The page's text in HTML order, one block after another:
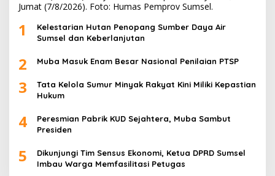
1
Kelestarian Hutan Penopang Sumber Daya Air
Sumsel dan Keberlanjutan
2 Muba Masuk Enam Besar Nasional Penilaian PTSP
3
Tata Kelola Sumur Minyak Rakyat Kini Miliki Kepastian
Hukum
4
Peresmian Pabrik KUD Sejahtera, Muba Sambut
Presiden
5
Dikunjungi Tim Sensus Ekonomi, Ketua DPRD Sumsel
Imbau Warga Memfasilitasi Petugas